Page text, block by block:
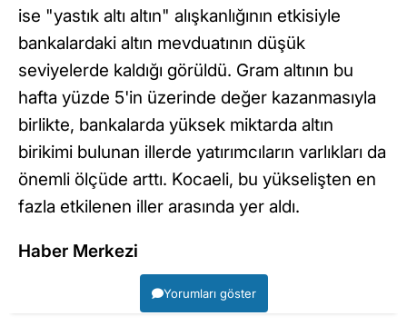
ise "yastık altı altın" alışkanlığının etkisiyle
bankalardaki altın mevduatının düşük
seviyelerde kaldığı görüldü. Gram altının bu
hafta yüzde 5'in üzerinde değer kazanmasıyla
birlikte, bankalarda yüksek miktarda altın
birikimi bulunan illerde yatırımcıların varlıkları da
önemli ölçüde arttı. Kocaeli, bu yükselişten en
fazla etkilenen iller arasında yer aldı.
Haber Merkezi
Yorumları göster